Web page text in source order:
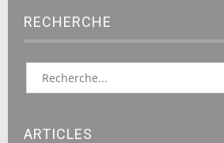
RECHERCHE
ARTICLES